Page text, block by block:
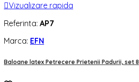
Vizualizare rapida
Referinta: AP7
Marca: EFN
Baloane latex Petrecere Prietenii Padurii, set 8